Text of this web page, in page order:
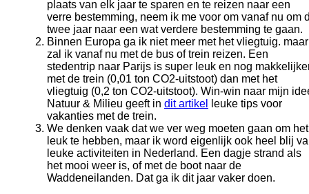
plaats van elk jaar te sparen en te reizen naar een
verre bestemming, neem ik me voor om vanaf nu om
twee jaar naar een wat verdere bestemming te gaan.
Binnen Europa ga ik niet meer met het vliegtuig. maar
zal ik vanaf nu met de bus of trein reizen. Een
stedentrip naar Parijs is super leuk en nog
met de trein (0,01 ton CO2-uitstoot) dan met het
vliegtuig (0,2 ton CO2-uitstoot). Win-win naar mijn
Natuur & Milieu geeft in dit artikel
leuke tips voor
vakanties met de trein.
We denken vaak dat we ver weg moeten gaan om het
leuk te hebben, maar ik word eigenlijk ook heel blij
leuke activiteiten in Nederland. Een dagje strand als
het mooi weer is, of met de boot naar de
Waddeneilanden. Dat ga ik dit jaar vaker doen.